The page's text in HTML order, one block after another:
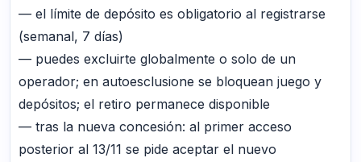
— el límite de depósito es obligatorio al registrarse
(semanal, 7 días)
— puedes excluirte globalmente o solo de un
operador; en autoesclusione se bloquean juego y
depósitos; el retiro permanece disponible
— tras la nueva concesión: al primer acceso
posterior al 13/11 se pide aceptar el nuevo